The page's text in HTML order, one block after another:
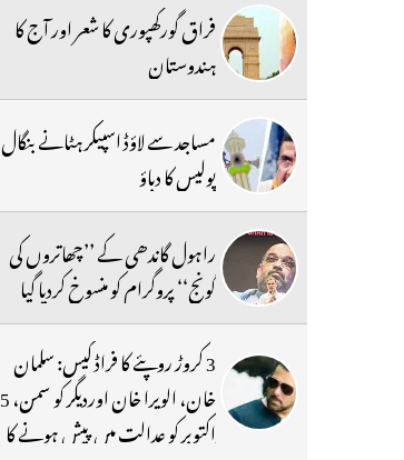
فراق گورکھپوری کا شعر اور آج کا
ہندوستان
مساجد سے لاؤڈ اسپیکر ہٹانے بنگال
پولیس کا دباؤ
راہول گاندھی کے ’’چھاتروں کی
گونج‘‘ پروگرام کو منسوخ کردیا گیا
3 کروڑ روپئے کا فراڈ کیس: سلمان
خان، الویرا خان اوردیگر کو سمن، 5
اکتوبر کو عدالت میں پیش ہونے کا